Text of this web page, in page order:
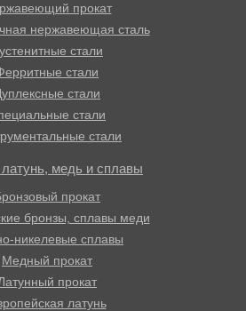
прокат
нержавеющая сталь
стали
стали
стали
стали
стали
медь и сплавы
прокат
бронзы, сплавы меди
никелевые сплавы
Медный прокат
прокат
латунь